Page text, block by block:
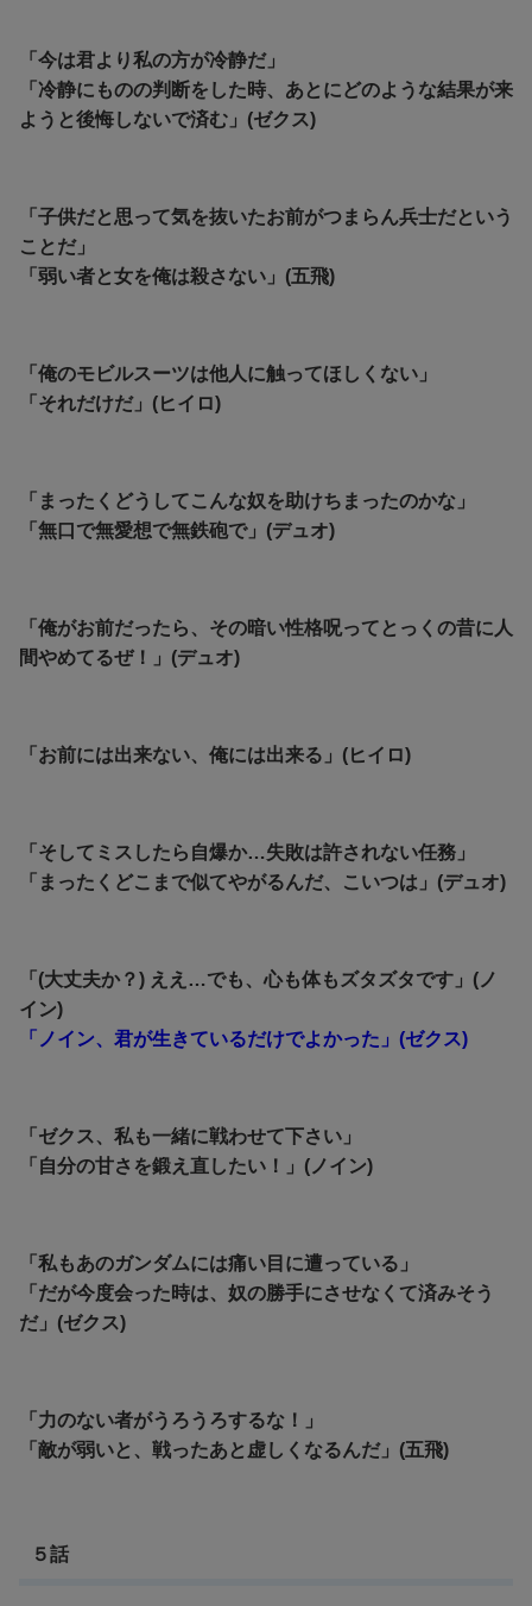
「今は君より私の方が冷静だ」
「冷静にものの判断をした時、あとにどのような結果が来
ようと後悔しないで済む」(ゼクス)
「子供だと思って気を抜いたお前がつまらん兵士だという
ことだ」
「弱い者と女を俺は殺さない」(五飛)
「俺のモビルスーツは他人に触ってほしくない」
「それだけだ」(ヒイロ)
「まったくどうしてこんな奴を助けちまったのかな」
「無口で無愛想で無鉄砲で」(デュオ)
「俺がお前だったら、その暗い性格呪ってとっくの昔に人
間やめてるぜ！」(デュオ)
「お前には出来ない、俺には出来る」(ヒイロ)
「そしてミスしたら自爆か…失敗は許されない任務」
「まったくどこまで似てやがるんだ、こいつは」(デュオ)
「(大丈夫か？) ええ…でも、心も体もズタズタです」(ノ
イン)
「ノイン、君が生きているだけでよかった」(ゼクス)
「ゼクス、私も一緒に戦わせて下さい」
「自分の甘さを鍛え直したい！」(ノイン)
「私もあのガンダムには痛い目に遭っている」
「だが今度会った時は、奴の勝手にさせなくて済みそう
だ」(ゼクス)
「力のない者がうろうろするな！」
「敵が弱いと、戦ったあと虚しくなるんだ」(五飛)
５話